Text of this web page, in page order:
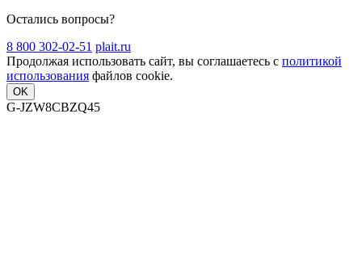
Остались вопросы?
8 800 302-02-51 plait.ru
Продолжая использовать сайт, вы соглашаетесь с политикой
использования файлов cookie.
OK
G-JZW8CBZQ45